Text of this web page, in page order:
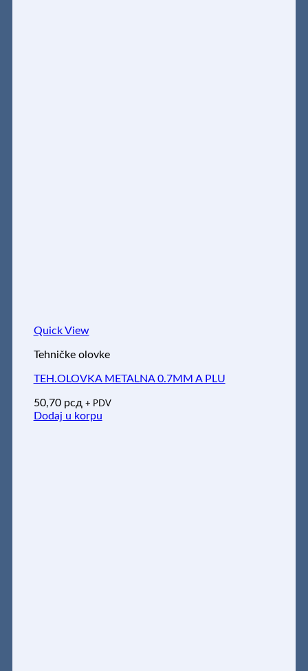
Quick View
Tehničke olovke
TEH.OLOVKA METALNA 0.7MM A PLU
50,70 рсд + PDV
Dodaj u korpu